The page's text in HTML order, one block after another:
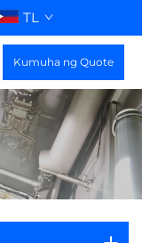
TL
Kumuha ng Quote